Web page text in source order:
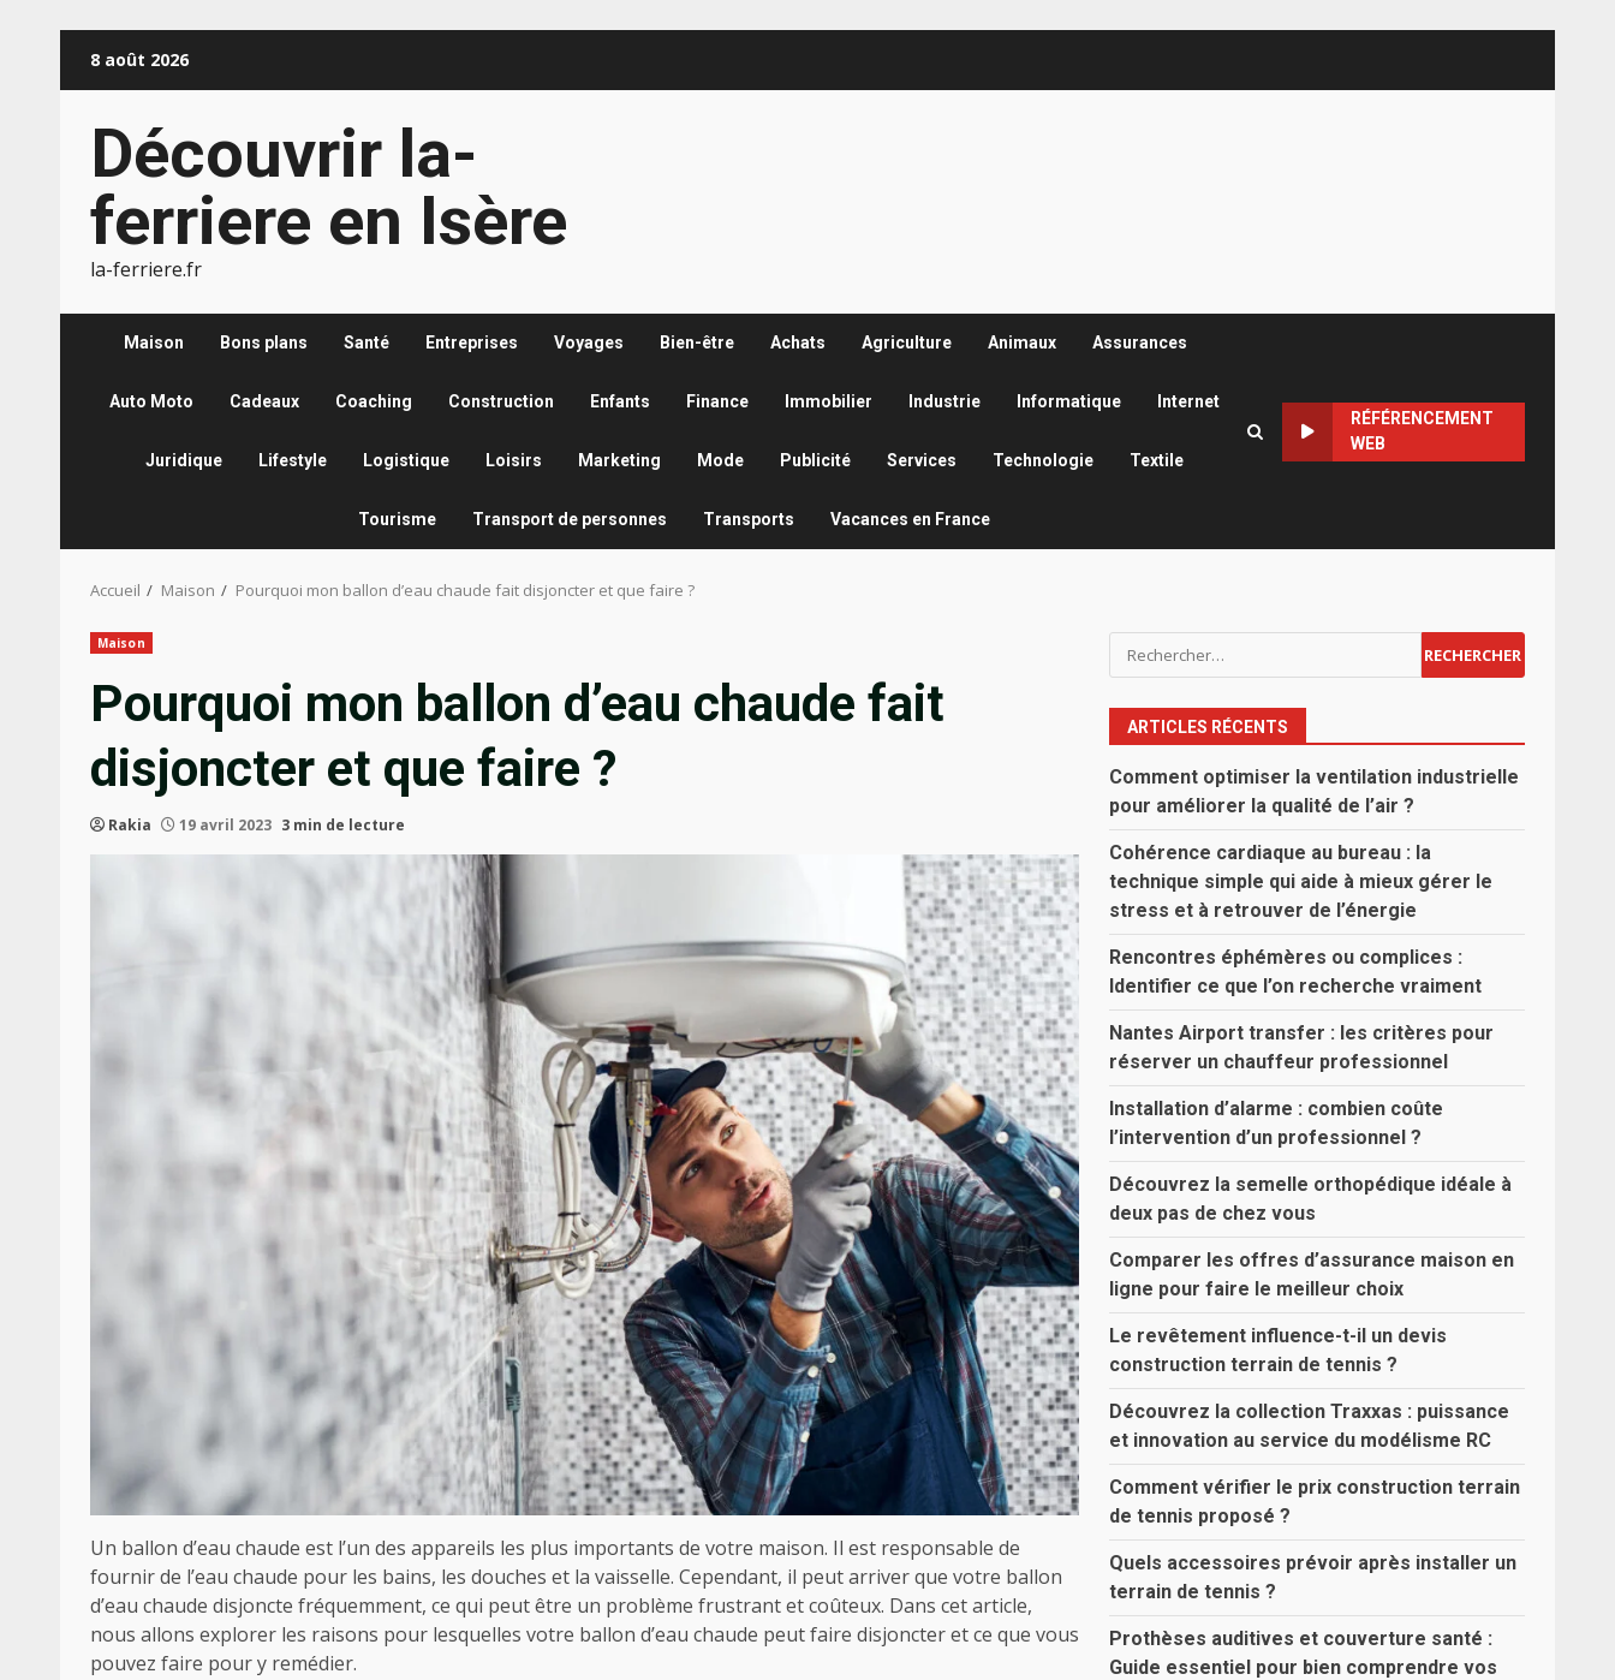
8 août 2026
Découvrir la-
ferriere en Isère
la-ferriere.fr
Maison Bons plans Santé Entreprises Voyages Bien-être Achats Agriculture Animaux Assurances
Auto Moto Cadeaux Coaching Construction Enfants Finance Immobilier Industrie Informatique Internet
Juridique Lifestyle Logistique Loisirs Marketing Mode Publicité Services Technologie Textile
Tourisme Transport de personnes Transports Vacances en France
RÉFÉRENCEMENT
WEB
Accueil Maison Pourquoi mon ballon d’eau chaude fait disjoncter et que faire ?
Maison
Pourquoi mon ballon d’eau chaude fait
disjoncter et que faire ?
Rakia 19 avril 2023 3 min de lecture
Un ballon d’eau chaude est l’un des appareils les plus importants de votre maison. Il est responsable de
fournir de l’eau chaude pour les bains, les douches et la vaisselle. Cependant, il peut arriver que votre ballon
d’eau chaude disjoncte fréquemment, ce qui peut être un problème frustrant et coûteux. Dans cet article,
nous allons explorer les raisons pour lesquelles votre ballon d’eau chaude peut faire disjoncter et ce que vous
pouvez faire pour y remédier.
Rechercher :
ARTICLES RÉCENTS
Comment optimiser la ventilation industrielle
pour améliorer la qualité de l’air ?
Cohérence cardiaque au bureau : la
technique simple qui aide à mieux gérer le
stress et à retrouver de l’énergie
Rencontres éphémères ou complices :
Identifier ce que l’on recherche vraiment
Nantes Airport transfer : les critères pour
réserver un chauffeur professionnel
Installation d’alarme : combien coûte
l’intervention d’un professionnel ?
Découvrez la semelle orthopédique idéale à
deux pas de chez vous
Comparer les offres d’assurance maison en
ligne pour faire le meilleur choix
Le revêtement influence-t-il un devis
construction terrain de tennis ?
Découvrez la collection Traxxas : puissance
et innovation au service du modélisme RC
Comment vérifier le prix construction terrain
de tennis proposé ?
Quels accessoires prévoir après installer un
terrain de tennis ?
Prothèses auditives et couverture santé :
Guide essentiel pour bien comprendre vos